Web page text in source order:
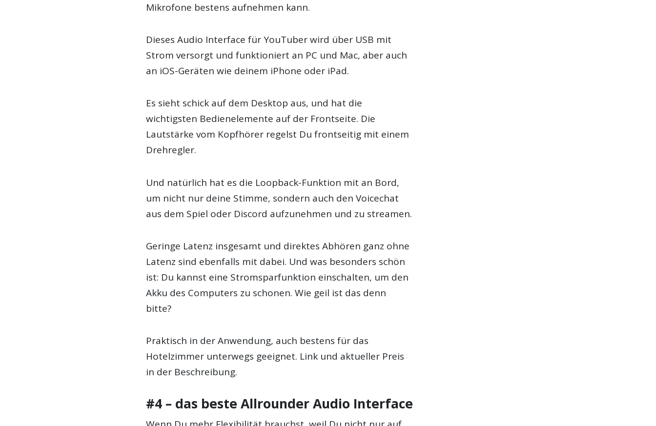
Mikrofone bestens aufnehmen kann.
Dieses Audio Interface für YouTuber wird über USB mit
Strom versorgt und funktioniert an PC und Mac, aber auch
an iOS-Geräten wie deinem iPhone oder iPad.
Es sieht schick auf dem Desktop aus, und hat die
wichtigsten Bedienelemente auf der Frontseite. Die
Lautstärke vom Kopfhörer regelst Du frontseitig mit einem
Drehregler.
Und natürlich hat es die Loopback-Funktion mit an Bord,
um nicht nur deine Stimme, sondern auch den Voicechat
aus dem Spiel oder Discord aufzunehmen und zu streamen.
Geringe Latenz insgesamt und direktes Abhören ganz ohne
Latenz sind ebenfalls mit dabei. Und was besonders schön
ist: Du kannst eine Stromsparfunktion einschalten, um den
Akku des Computers zu schonen. Wie geil ist das denn
bitte?
Praktisch in der Anwendung, auch bestens für das
Hotelzimmer unterwegs geeignet. Link und aktueller Preis
in der Beschreibung.
#4 – das beste Allrounder Audio Interface